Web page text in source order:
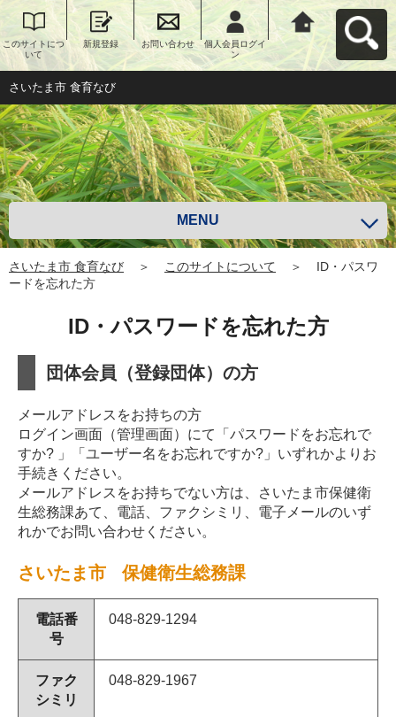
このサイトにつ
いて
新規登録 お問い合わせ
個人会員ログイ
ン
さいたま市 食育
なびへ戻る
さいたま市 食育なび
MENU
さいたま市 食育なび ＞ このサイトについて ＞
ID・パスワ
ードを忘れた方
ID・パスワードを忘れた方
団体会員（登録団体）の方
メールアドレスをお持ちの方
ログイン画面（管理画面）にて「パスワードをお忘れで
すか? 」「ユーザー名をお忘れですか?」いずれかよりお
手続きください。
メールアドレスをお持ちでない方は、さいたま市保健衛
生総務課あて、電話、ファクシミリ、電子メールのいず
れかでお問い合わせください。
さいたま市 保健衛生総務課
電話番
号
048-829-1294
ファク
シミリ
048-829-1967